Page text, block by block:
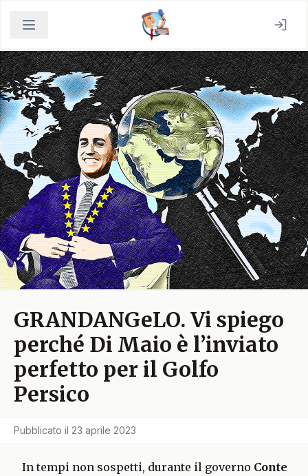
GRANDANGeLO. Vi spiego
perché Di Maio è l’inviato
perfetto per il Golfo
Persico
Pubblicato il 23 aprile 2023
In tempi non sospetti, durante il governo Conte